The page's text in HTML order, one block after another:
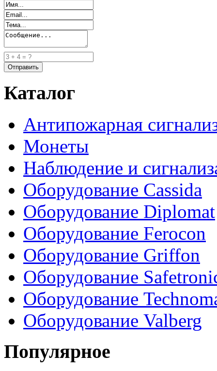
Каталог
Антипожарная
Монеты
Наблюдение и
Оборудование Cassida
Оборудование Diplomat
Оборудование Ferocon
Оборудование Griffon
Оборудование
Оборудование
Оборудование Valberg
Популярное